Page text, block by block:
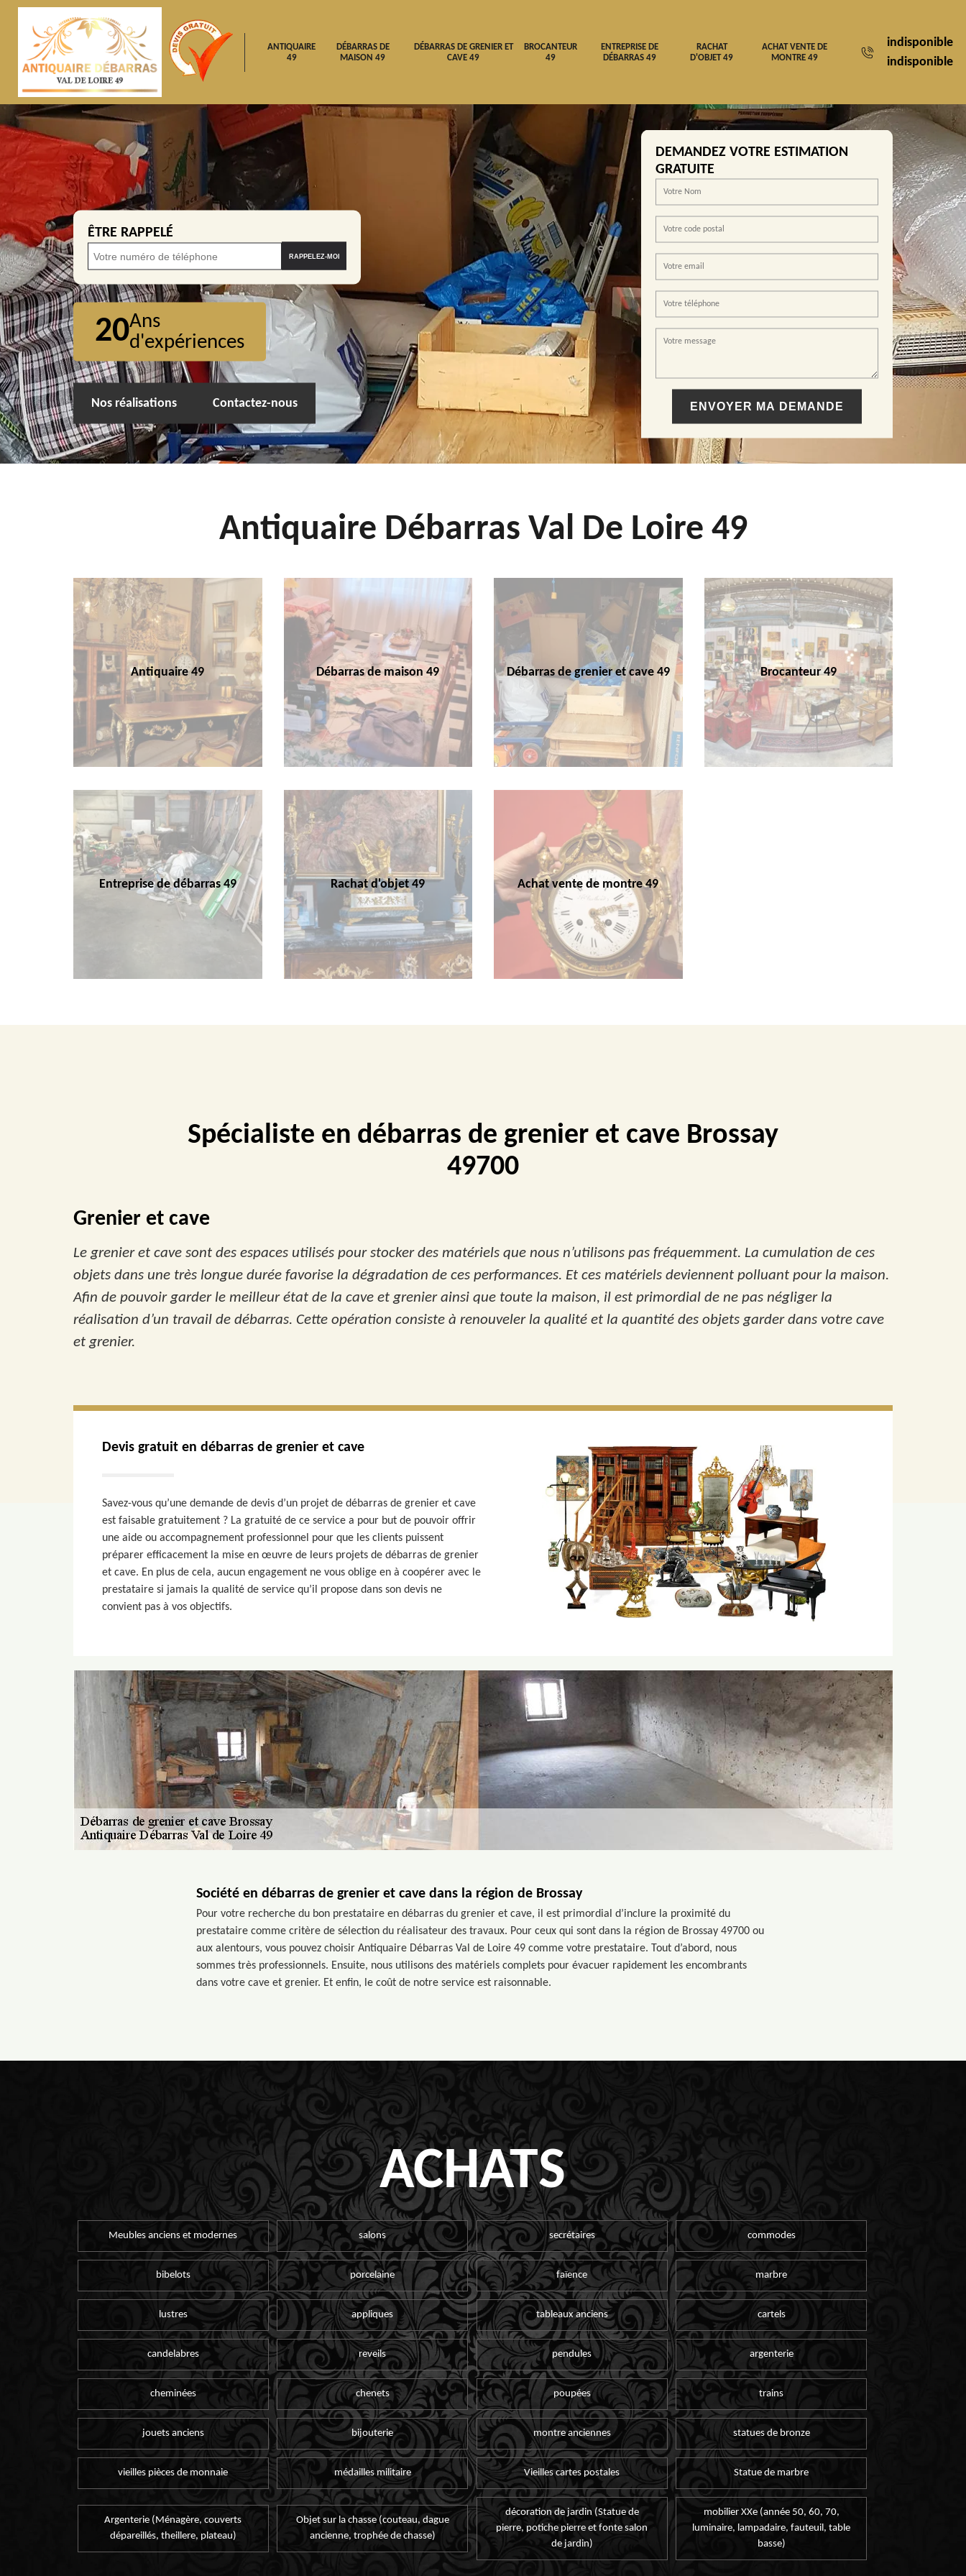
ANTIQUAIRE
49
DÉBARRAS DE
MAISON 49
DÉBARRAS DE GRENIER ET
CAVE 49
BROCANTEUR
49
ENTREPRISE DE
DÉBARRAS 49
RACHAT
D'OBJET 49
ACHAT VENTE DE
MONTRE 49
indisponible
indisponible
ÊTRE RAPPELÉ
20Ans
d'expériences
Nos réalisations Contactez-nous
DEMANDEZ VOTRE ESTIMATION
GRATUITE
Antiquaire Débarras Val De Loire 49
Antiquaire 49 Débarras de maison 49 Débarras de grenier et cave 49 Brocanteur 49
Entreprise de débarras 49 Rachat d'objet 49 Achat vente de montre 49
Spécialiste en débarras de grenier et cave Brossay
49700
Grenier et cave
Le grenier et cave sont des espaces utilisés pour stocker des matériels que nous n’utilisons pas fréquemment. La cumulation de ces
objets dans une très longue durée favorise la dégradation de ces performances. Et ces matériels deviennent polluant pour la maison.
Afin de pouvoir garder le meilleur état de la cave et grenier ainsi que toute la maison, il est primordial de ne pas négliger la
réalisation d’un travail de débarras. Cette opération consiste à renouveler la qualité et la quantité des objets garder dans votre cave
et grenier.
Devis gratuit en débarras de grenier et cave
Savez-vous qu’une demande de devis d’un projet de débarras de grenier et cave
est faisable gratuitement ? La gratuité de ce service a pour but de pouvoir offrir
une aide ou accompagnement professionnel pour que les clients puissent
préparer efficacement la mise en œuvre de leurs projets de débarras de grenier
et cave. En plus de cela, aucun engagement ne vous oblige en à coopérer avec le
prestataire si jamais la qualité de service qu’il propose dans son devis ne
convient pas à vos objectifs.
Société en débarras de grenier et cave dans la région de Brossay
Pour votre recherche du bon prestataire en débarras du grenier et cave, il est primordial d’inclure la proximité du
prestataire comme critère de sélection du réalisateur des travaux. Pour ceux qui sont dans la région de Brossay 49700 ou
aux alentours, vous pouvez choisir Antiquaire Débarras Val de Loire 49 comme votre prestataire. Tout d’abord, nous
sommes très professionnels. Ensuite, nous utilisons des matériels complets pour évacuer rapidement les encombrants
dans votre cave et grenier. Et enfin, le coût de notre service est raisonnable.
ACHATS
Meubles anciens et modernes salons secrétaires commodes
bibelots porcelaine faïence marbre
lustres appliques tableaux anciens cartels
candelabres reveils pendules argenterie
cheminées chenets poupées trains
jouets anciens bijouterie montre anciennes statues de bronze
vieilles pièces de monnaie médailles militaire Vieilles cartes postales Statue de marbre
Argenterie (Ménagère, couverts
dépareillés, theillere, plateau)
Objet sur la chasse (couteau, dague
ancienne, trophée de chasse)
décoration de jardin (Statue de
pierre, potiche pierre et fonte salon
de jardin)
mobilier XXe (année 50, 60, 70,
luminaire, lampadaire, fauteuil, table
basse)